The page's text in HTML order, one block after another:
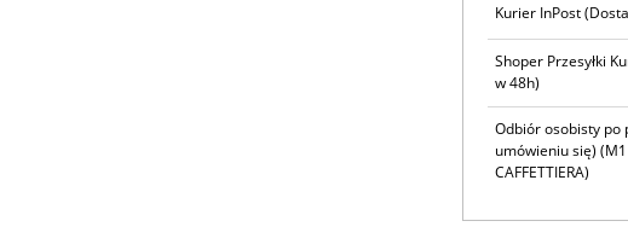
Kurier InPost
Shoper Przesyłki
w 48h)
Odbiór osobisty po
umówieniu się)
CAFFETTIERA)